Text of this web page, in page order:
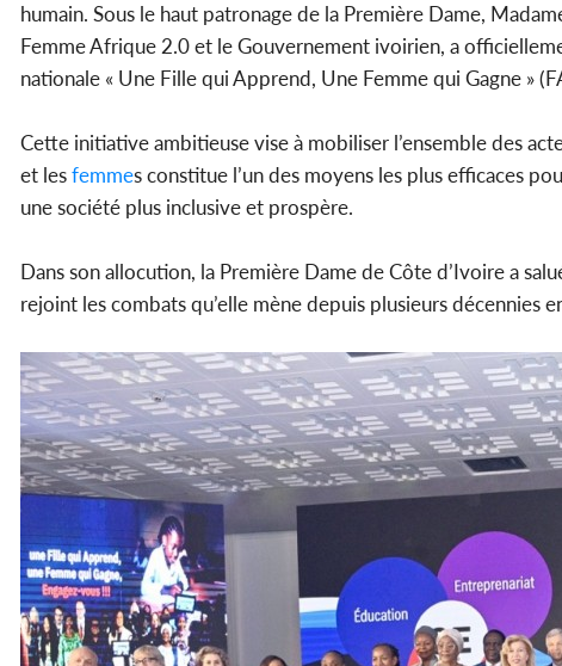
humain. Sous le haut patronage de la Première Dame,
Femme Afrique 2.0 et le Gouvernement ivoirien, a
nationale « Une Fille qui Apprend, Une Femme qui Gagne »
Cette initiative ambitieuse vise à mobiliser l’ensemble des
et lesfemmes constitue l’un des moyens les plus efficaces
une société plus inclusive et prospère.
Dans son allocution, la Première Dame de Côte d’Ivoire a
rejoint les combats qu’elle mène depuis plusieurs décennies